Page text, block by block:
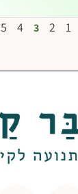
1
2
3
4
5